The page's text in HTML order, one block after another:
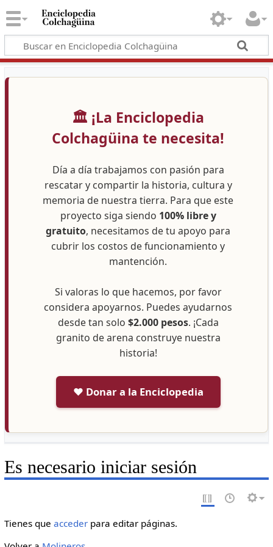
🏛️ ¡La Enciclopedia
Colchagüina te necesita!
Día a día trabajamos con pasión para
rescatar y compartir la historia, cultura y
memoria de nuestra tierra. Para que este
proyecto siga siendo 100% libre y
gratuito, necesitamos de tu apoyo para
cubrir los costos de funcionamiento y
mantención.
Si valoras lo que hacemos, por favor
considera apoyarnos. Puedes ayudarnos
desde tan solo $2.000 pesos. ¡Cada
granito de arena construye nuestra
historia!
❤️ Donar a la Enciclopedia
Es necesario iniciar sesión
Tienes que accederpara editar páginas.